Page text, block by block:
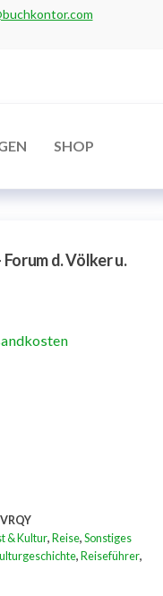
SHOP
d. Völker u.
& Kultur, Reise, Sonstiges
, Reiseführer,